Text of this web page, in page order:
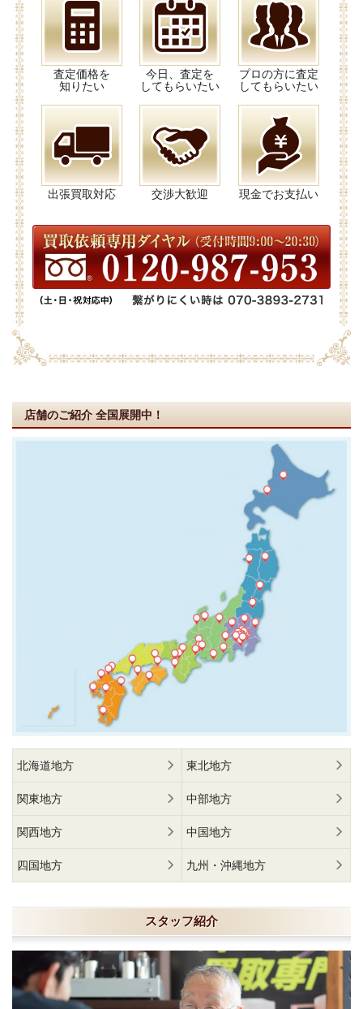
査定価格を
知りたい
今日、査定を
してもらいたい
プロの方に査定
してもらいたい
出張買取対応 交渉大歓迎 現金でお支払い
店舗のご紹介 全国展開中！
北海道地方 東北地方
関東地方 中部地方
関西地方 中国地方
四国地方 九州・沖縄地方
スタッフ紹介